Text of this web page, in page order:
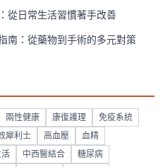
從日常生活習慣著手改善
南：從藥物到手術的多元對策
兩性健康 康復護理 免疫系統
犀利士 高血壓 血精
活 中西醫結合 糖尿病